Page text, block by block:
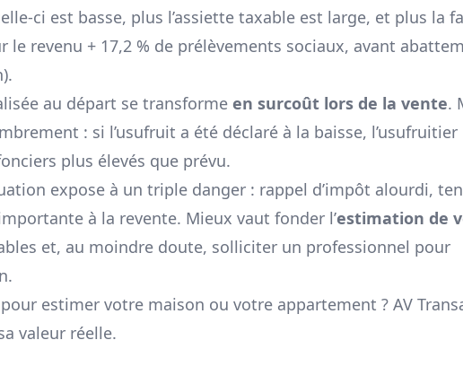
ci est basse, plus l’assiette taxable est large, et plus la
le revenu + 17,2 % de prélèvements sociaux, avant
au départ se transforme en surcoût lors de la vente.
: si l’usufruit a été déclaré à la baisse, l’usufruitier
plus élevés que prévu.
expose à un triple danger : rappel d’impôt alourdi,
à la revente. Mieux vaut fonder l’estimation de
et, au moindre doute, solliciter un professionnel pour
pour estimer votre maison ou votre appartement ? AV
valeur réelle.